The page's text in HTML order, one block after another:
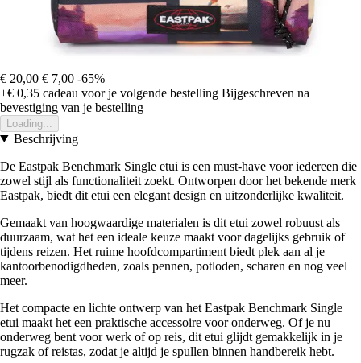
€ 20,00 € 7,00 -65%
+€ 0,35 cadeau voor je volgende bestelling Bijgeschreven na
bevestiging van je bestelling
Loading...
Beschrijving
De Eastpak Benchmark Single etui is een must-have voor iedereen die
zowel stijl als functionaliteit zoekt. Ontworpen door het bekende merk
Eastpak, biedt dit etui een elegant design en uitzonderlijke kwaliteit.
Gemaakt van hoogwaardige materialen is dit etui zowel robuust als
duurzaam, wat het een ideale keuze maakt voor dagelijks gebruik of
tijdens reizen. Het ruime hoofdcompartiment biedt plek aan al je
kantoorbenodigdheden, zoals pennen, potloden, scharen en nog veel
meer.
Het compacte en lichte ontwerp van het Eastpak Benchmark Single
etui maakt het een praktische accessoire voor onderweg. Of je nu
onderweg bent voor werk of op reis, dit etui glijdt gemakkelijk in je
rugzak of reistas, zodat je altijd je spullen binnen handbereik hebt.